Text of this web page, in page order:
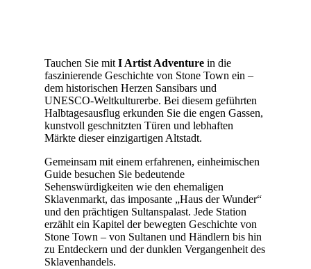
Tauchen Sie mitI Artist Adventure in die
faszinierende Geschichte von Stone Town ein –
dem historischen Herzen Sansibars und
UNESCO-Weltkulturerbe. Bei diesem geführten
Halbtagesausflug erkunden Sie die engen Gassen,
kunstvoll geschnitzten Türen und lebhaften
Märkte dieser einzigartigen Altstadt.
Gemeinsam mit einem erfahrenen, einheimischen
Guide besuchen Sie bedeutende
Sehenswürdigkeiten wie den ehemaligen
Sklavenmarkt, das imposante „Haus der Wunder“
und den prächtigen Sultanspalast. Jede Station
erzählt ein Kapitel der bewegten Geschichte von
Stone Town – von Sultanen und Händlern bis hin
zu Entdeckern und der dunklen Vergangenheit des
Sklavenhandels.